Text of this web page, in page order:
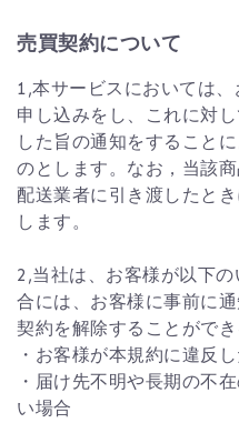
売買契約について
1,本サービスにおいては
申し込みをし、これに対
した旨の通知をすること
のとします。なお，当該
配送業者に引き渡したと
します。
2,当社は、お客様が以下
合には、お客様に事前に
契約を解除することができ
・お客様が本規約に違反
・届け先不明や長期の不
い場合